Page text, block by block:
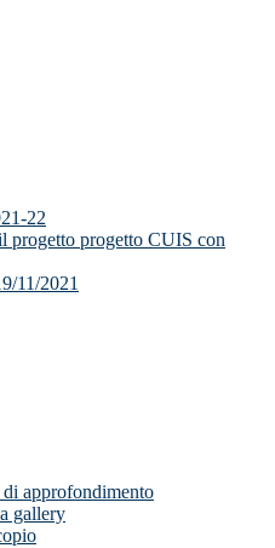
22
progetto progetto CUIS con
11/2021
approfondimento
gallery